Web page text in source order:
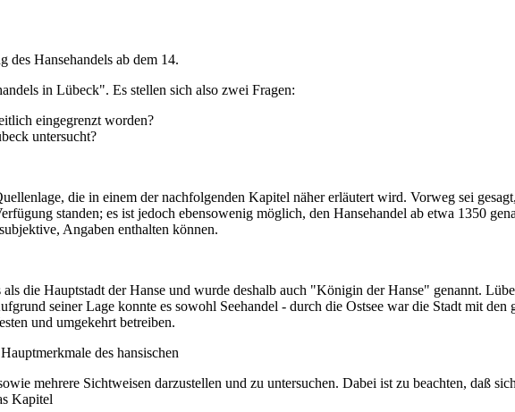
Hansehandels ab dem 14.
in Lübeck". Es stellen sich also zwei Fragen:
eingegrenzt worden?
untersucht?
die in einem der nachfolgenden Kapitel näher erläutert wird. Vorweg sei
standen; es ist jedoch ebensowenig möglich, den Hansehandel ab etwa 1350
Angaben enthalten können.
die Hauptstadt der Hanse und wurde deshalb auch "Königin der Hanse" genannt.
seiner Lage konnte es sowohl Seehandel - durch die Ostsee war die Stadt mit
und umgekehrt betreiben.
des hansischen
mehrere Sichtweisen darzustellen und zu untersuchen. Dabei ist zu beachten, daß
Kapitel